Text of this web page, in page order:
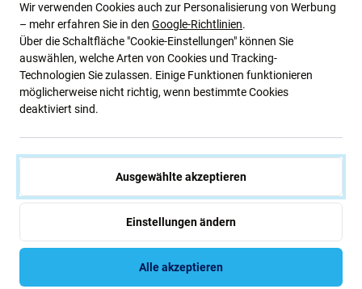
Wenn Ihr Gerät Apple iPhone X nicht mehrlädt, ist dies
dasTeil, das Siebenötigen, um Ihr Gerät wieder zum
Laufen zu bringen.
Qualität der Ersatzteile
Spezifikationen und Materialien wie das Original
hergestellt. Es handelt sich um eine Kopie des Originals.
Das als Aftermarket gelieferte Ersatzteil kann (in seltenen
Fällen) minimale Abweichungen in Funktionalität,
Qualität oder Aussehen aufweisen. Weitere Informationen
zum Thema Qualität finden Sie in unserem Blog, in dem
wir uns ausführlicher mit diesem Thema befassen.
Wir verwenden Cookies auch zur Personalisierung von Werbung
– mehr erfahren Sie in den Google-Richtlinien.
Über die Schaltfläche "Cookie-Einstellungen" können Sie
auswählen, welche Arten von Cookies und Tracking-
Technologien Sie zulassen. Einige Funktionen funktionieren
möglicherweise nicht richtig, wenn bestimmte Cookies
deaktiviert sind.
Ausgewählte akzeptieren
Einstellungen ändern
Alle akzeptieren